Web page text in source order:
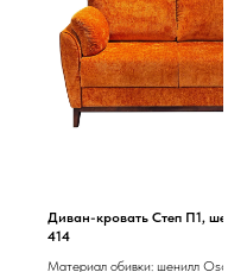
Диван-кровать Степ П1,
414
Материал обивки: шенилл Oscar